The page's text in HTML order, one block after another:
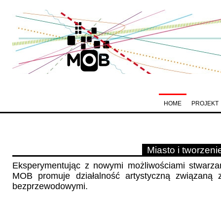
Miasto i
Eksperymentując z nowymi możliwościami
MOB promuje działalność artystyczną
bezprzewodowymi.
PROJEKT
HOME